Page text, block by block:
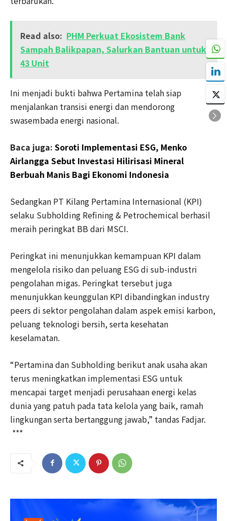
Read also: PHM Perkuat Ekosistem Bank
Sampah Balikpapan, Salurkan Bantuan untuk
43 Unit
Ini menjadi bukti bahwa Pertamina telah siap
menjalankan transisi energi dan mendorong
swasembada energi nasional.
Baca juga: Soroti Implementasi ESG, Menko
Airlangga Sebut Investasi Hilirisasi Mineral
Berbuah Manis Bagi Ekonomi Indonesia
Sedangkan PT Kilang Pertamina Internasional (KPI)
selaku Subholding Refining & Petrochemical berhasil
meraih peringkat BB dari MSCI.
Peringkat ini menunjukkan kemampuan KPI dalam
mengelola risiko dan peluang ESG di sub-industri
pengolahan migas. Peringkat tersebut juga
menunjukkan keunggulan KPI dibandingkan industry
peers di sektor pengolahan dalam aspek emisi karbon,
peluang teknologi bersih, serta kesehatan
keselamatan.
“Pertamina dan Subholding berikut anak usaha akan
terus meningkatkan implementasi ESG untuk
mencapai target menjadi perusahaan energi kelas
dunia yang patuh pada tata kelola yang baik, ramah
lingkungan serta bertanggung jawab,” tandas Fadjar.
***